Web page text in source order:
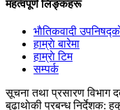
महत्वपूर्ण लिङ्कहरू
भाैतिकवादी
हाम्राे बारेमा
हाम्राे टिम
सम्पर्क
सूचना तथा प्रसारण विभाग
बुढाथाेकी प्रबन्ध निर्देशक: